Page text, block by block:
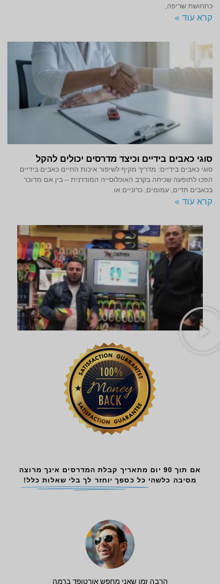
כתחושת שריפה,
קרא עוד »
סוגי כאבים בידיים וכיצד מדרסים יכולים להקל
סוגי כאבים בידיים: מדריך מקיף לשיפור איכות החיים כאבים בידיים
הפכו לתופעה שכיחה בקרב האוכלוסייה המודרנית – בין אם מדובר
בכאבים חדים, עמומים, כרוניים או
קרא עוד »
אם תוך 90 יום מתאריך קבלת המדרסים אינך מרוצה
מסיבה כלשהי כל כספך יוחזר לך בלי שאלות כלל!
הרבה זמן שאני מחפש אורטופד ברמה